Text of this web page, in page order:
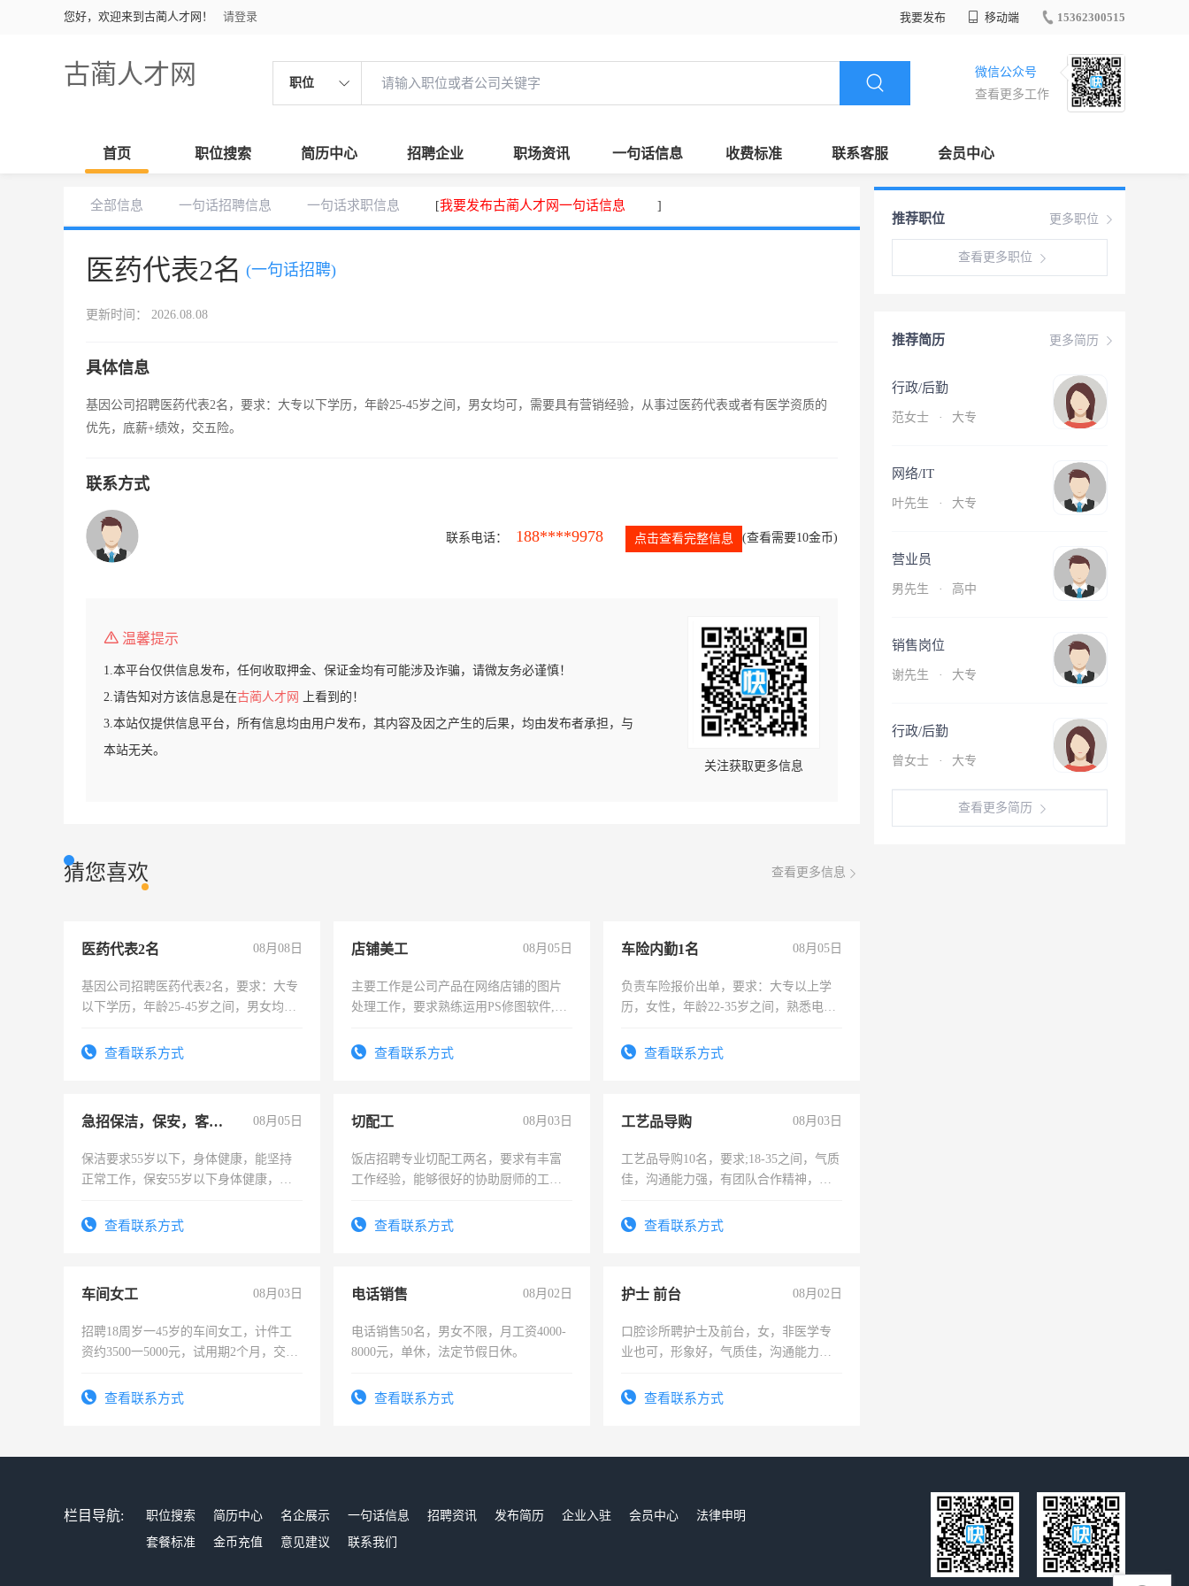
您好，欢迎来到古蔺人才网！ 请登录 我要发布 移动端 15362300515
古蔺人才网 职位
微信公众号
查看更多工作
首页 职位搜索 简历中心 招聘企业 职场资讯 一句话信息 收费标准 联系客服 会员中心
全部信息 一句话招聘信息 一句话求职信息 [我要发布古蔺人才网一句话信息 ]
医药代表2名 (一句话招聘)
更新时间： 2026.08.08
具体信息
基因公司招聘医药代表2名，要求：大专以下学历，年龄25-45岁之间，男女均可，需要具有营销经验，从事过医药代表或者有医学资质的
优先，底薪+绩效，交五险。
联系方式
联系电话： 188****9978 点击查看完整信息 (查看需要10金币)
温馨提示
1.本平台仅供信息发布，任何收取押金、保证金均有可能涉及诈骗，请微友务必谨慎！
2.请告知对方该信息是在古蔺人才网
上看到的！
3.本站仅提供信息平台，所有信息均由用户发布，其内容及因之产生的后果，均由发布者承担，与
本站无关。
关注获取更多信息
猜您喜欢 查看更多信息
医药代表2名 08月08日
基因公司招聘医药代表2名，要求：大专
以下学历，年龄25-45岁之间，男女均
表或者有医学资质的优先，底薪+绩效，
查看联系方式
店铺美工 08月05日
主要工作是公司产品在网络店铺的图片
处理工作，要求熟练运用PS修图软件,工
查看联系方式
车险内勤1名 08月05日
负责车险报价出单，要求：大专以上学
历，女性，年龄22-35岁之间，熟悉电脑
试用期1-3个月，转正后交纳五险，
查看联系方式
急招保洁，保安，客服，工程 08月05日
保洁要求55岁以下，身体健康，能坚持
正常工作，保安55岁以下身体健康，有
录，客服要求45岁以下高中以上文化，
查看联系方式
切配工 08月03日
饭店招聘专业切配工两名，要求有丰富
工作经验，能够很好的协助厨师的工
4500。查看联系方式
工艺品导购 08月03日
工艺品导购10名，要求;18-35之间，气质
佳，沟通能力强，有团队合作精神，有
查看联系方式
车间女工 08月03日
招聘18周岁一45岁的车间女工，计件工
资约3500一5000元，试用期2个月，交五
查看联系方式
电话销售 08月02日
电话销售50名，男女不限，月工资4000-
8000元，单休，法定节假日休。
查看联系方式
护士 前台 08月02日
口腔诊所聘护士及前台，女，非医学专
业也可，形象好，气质佳，沟通能力
查看联系方式
更多职位
推荐职位
查看更多职位
更多简历
推荐简历
行政/后勤
范女士 · 大专
网络/IT
叶先生 · 大专
营业员
男先生 · 高中
销售岗位
谢先生 · 大专
行政/后勤
曾女士 · 大专
查看更多简历
栏目导航: 职位搜索 简历中心 名企展示 一句话信息 招聘资讯 发布简历 企业入驻 会员中心
法律申明
套餐标准
金币充值 意见建议 联系我们